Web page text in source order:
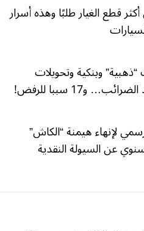
قطع الغيار طلبًا وهذه أسرار
وبنكية وتحويلات
و17 سببا للرفض!
لإنهاء هيمنة “الكاش”
عن السيولة النقدية